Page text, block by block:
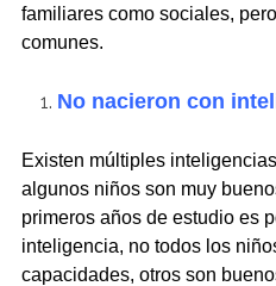
familiares como sociales,
comunes.
No nacieron con
Existen múltiples
algunos niños son muy
primeros años de estudio es
inteligencia, no todos los
capacidades, otros son